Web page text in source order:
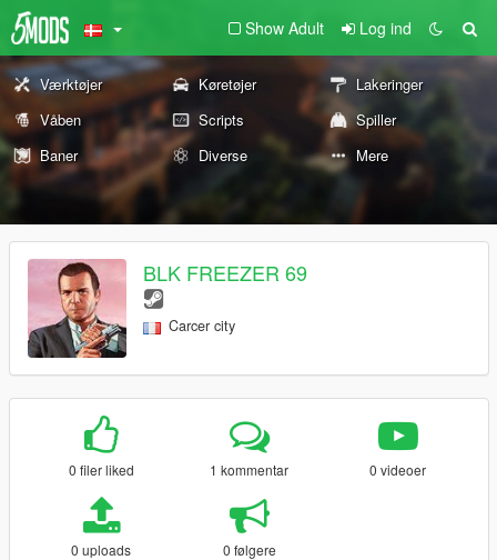
Show Adult Log ind
Værktøjer Køretøjer
Lakeringer
Våben
Scripts
Spiller
Baner
Diverse Mere
BLK FREEZER 69
Carcer city
0 filer liked 1 kommentar 0 videoer
0 uploads 0 følgere